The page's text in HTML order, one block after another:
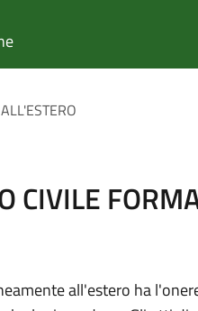
CIVILE
all'estero ha